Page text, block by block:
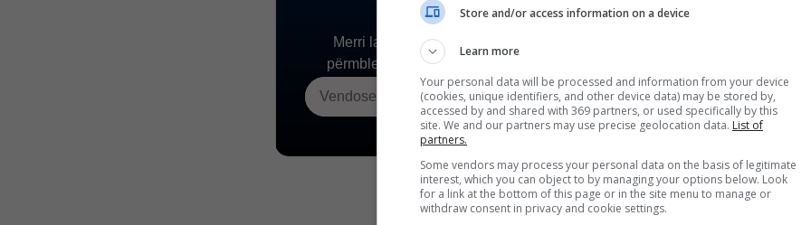
Store and/or access information on a device
Learn more
Your personal data will be processed and information from your device
(cookies, unique identifiers, and other device data) may be stored by,
accessed by and shared with 369 partners, or used specifically by this
site. We and our partners may use precise geolocation data. List of
partners.
Some vendors may process your personal data on the basis of legitimate
interest, which you can object to by managing your options below. Look
for a link at the bottom of this page or in the site menu to manage or
withdraw consent in privacy and cookie settings.